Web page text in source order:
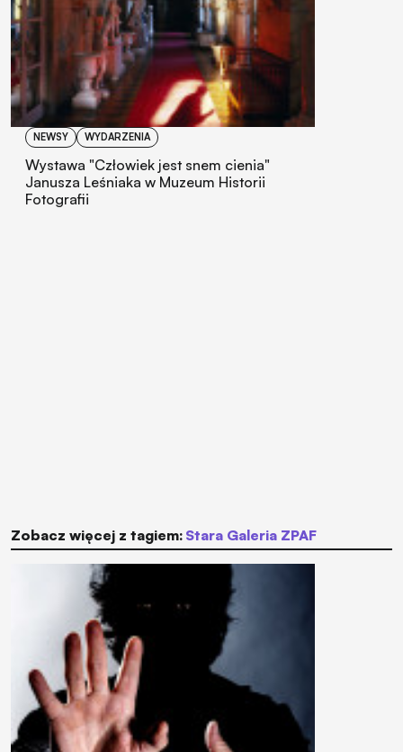
NEWSY WYDARZENIA
Wystawa "Człowiek jest snem cienia"
Janusza Leśniaka w Muzeum Historii
Fotografii
Zobacz więcej z tagiem: Stara Galeria ZPAF